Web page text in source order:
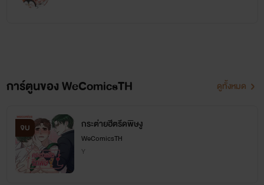
การ์ตูนของ WeComicsTH ดูทั้งหมด
จบ กระต่ายฮีตรีดพิษงู
WeComicsTH
Y